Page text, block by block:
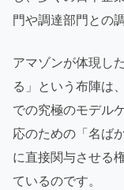
門や調達部門との
アマゾンが体現し
る」という布陣は
での究極のモデル
応のための「名ば
に直接関与させる
ているのです。